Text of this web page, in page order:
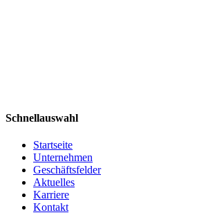
Schnellauswahl
Startseite
Unternehmen
Geschäftsfelder
Aktuelles
Karriere
Kontakt